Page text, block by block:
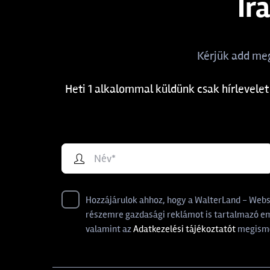
Kérjük add
Heti 1 alkalommal küldünk csak hírlevelet
Hozzájárulok ahhoz, hogy a WalterLand -
részemre gazdasági reklámot is tartalmazó
valamint azAdatkezelési tájékoztatót